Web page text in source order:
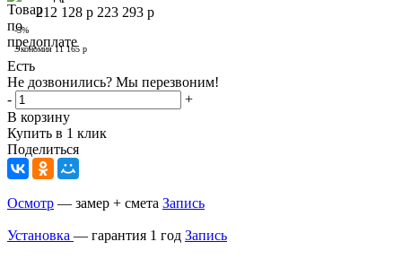
212 128 р 223 293 р
-5%
Экономия11 165 р
Есть
Не дозвонились? Мы перезвоним!
-
+
В корзину
Купить в 1 клик
Поделиться
Осмотр — замер + смета Запись
Установка — гарантия 1 год Запись